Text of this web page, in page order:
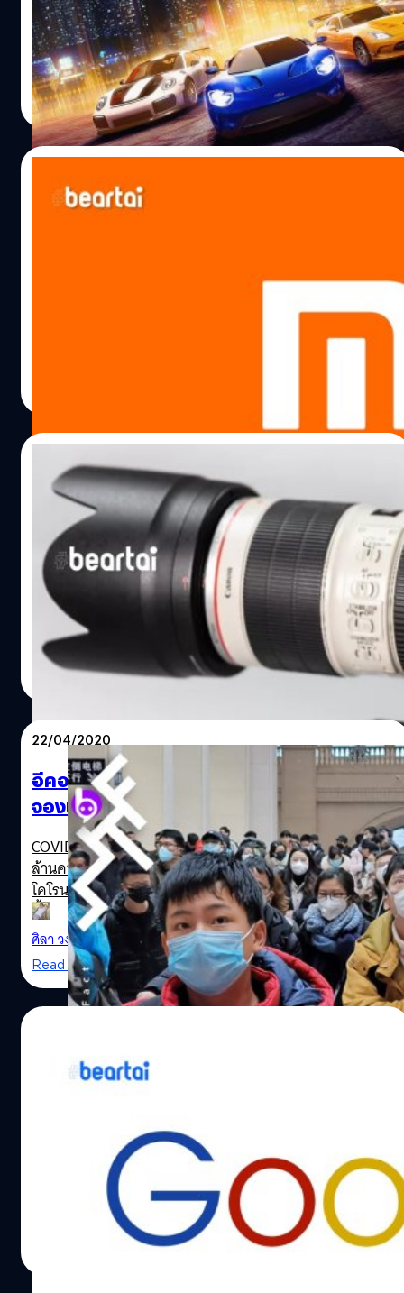
เท่ากับว่า Tesla ไม่มีการผลิตรถยนต์ในทั่วโลก…
แพลตฟอร์ม Xbox และ Windows 10 ที่เผยแพร่โดย Xbox
Game Studio ซึ่งนักเล่นต่างรู้จักกันดี ในปี 2018 Microsoft
ได้เปิดตัวเกม Miami Street ที่พัฒนาโดย Electric Square
สำหรับเล่นฟรีบน Windows 10 และปี 2019 ได้เปลี่ยนชื่อใหม่
เป็น Forza Street แต่ก็ยังคงให้เล่นฟรีบน Windows 10
เหมือนเดิม ล่าสุดเมื่ออังคารที่ 5 พฤษภาคม Microsoft ได้
ปล่อย Forza Street ให้สามารถเล่นฟรีบนสมาร์ตโฟนได้แล้ว
ทั้ง Android และ iOS ซึ่งเป็นครั้งแรกที่เกมในซีรีส์ Forza
สามารถเล่นบนแพลตฟอร์มอื่นที่ไม่ใช่ของ Microsoft ได้
เหมือนเกมแข่งรถอื่น ๆ ที่มีการใช้คะแนนในการซื้อรถใหม่และ
ศิลา วงศ์เจริญ| 2284 days ago
Read More
Xiaomi จะเปิด Mi Commerce ในอินเดียให้
จันทร์ที่ 4 พฤษภาคม Xiaomi Corp ผู้ผลิตสมาร์ตโฟนของจีน
ในอินเดียสำหรับให้ลูกค้าที่พักอยู่กับบ้านระหว่างปิดเมืองทั่ว
ประเทศสามารถเรียกดูและสั่งซื้อผลิตภัณฑ์ที่มีในร้านค้าใกล้
Xiaomi เป็นบริษัทที่ส่งมอบสมาร์ตโฟนที่มากที่สุดในอินเดีย
ซึ่งมีส่วนแบ่งการตลาดอยู่ที่ 30% มากกว่า Samsung (ข้อมูล
จาก Counterpoint สถาบันวิจัยของฮ่องกง) และมาตรการปิด
เมืองในระหว่างวิกฤติ COVID-19 ตั้งแต่ 25 มี.ค. ที่ขยายไป
จนถึง 17 พ.ค. แม้จะมีการผ่อนคลายบ้าง แต่ก็ได้ส่งผลกระทบ
ต่อยอดขายของ Xiaomi รวมไปถึงคู่แข่ง เนื่องจากร้านค้าใน
อินเดียได้ปิดตัวลงและยอดขายผ่านออนไลน์ก็ลดลง เนื่องจาก
เว็บไซต์อีคอมเมิร์ซอย่าง Amazon และ Flipkart ของ
Walmart ได้ระงับการขายโทรศัพท์มือถือเพื่อเน้นการส่งมอบ
สิ่งของเครื่องใช้ที่จำเป็นในครัวเรือน เมื่อผู้คนวิตกกังวลในการ
เยี่ยมชมสินค้าผ่านร้านค้าปลีกที่เป็นออฟไลน์ เนื่องจากห่วง
ความปลอดภัยและสุขภาพในการแพร่ระบาดของ COVID-19
ซึ่งทาง Xiaomi จึงสร้างบริการอีคอมเมิร์ซเพื่อช่วยให้ร้านค้า
จัดหาเงินหมุนเวียนผ่านสินเชื่อของบริษัทอีกด้วย สรุปง่าย ๆ ว่า
บริการนี้สามารถช่วยทั้งร้านค้าปลีกให้อยู่ได้และบริษัทจะมี
ยอดขายเพิ่มขึ้นด้วย ที่มา : reuters พิสูจน์อักษร : สุชยา…
Raspberry Pi เปิดตัวกล้อง 12MP พร้อม
เปลี่ยนเลนส์ได้สำหรับเด็กคอม DIY ในราคา 50
USD
มูลนิธิ Raspberry Pi ได้เปิดตัวบอร์ดกล้องตัวใหม่ที่ปรับปรุง
ความสามารถในการถ่ายภาพให้กับนักคอมพิวเตอร์ DIY ซึ่ง
มีชื่อเรียกว่า กล้องคุณภาพสูง (High Quality Camera) โดย
สร้างขึ้นจากเซนเซอร์ภาพ CMOS Sony IMX477 ความละเอียด
12.3 ล้านพิกเซลและมีขนาดพิกเซล 1.55 ไมครอน สามารถ
ใช้ได้กับคอมพิวเตอร์ Raspberry Pi ทุกรุ่นตั้งแต่รุ่น 1 เป็นต้น
https://youtu.be/YzEZvTwO7tA บอร์ดกล้อง (Raspberry
Pi Camera Modules) เริ่มเปิดตัวตั้งแต่ปี 2013 ด้วยเซนเซอร์
ภาพ OmniVision OV5647 ความละเอียด 5 ล้านพิกเซล ต่อ
มาในปี 2016 ได้ปล่อยบอร์ดกล้อง หรือ Camera Module v2
โดยหันมาใช้เซนเซอร์ภาพ Sony IMX219 ความละเอียด 8…
ศิลา วงศ์เจริญ | 2290 days ago
Read More
Coronavirus Corana
22/04/2020
อีคอมเมิร์ซของ Alibaba และ JD เปิดบริการให้
จองเข้าทดสอบ COVID-19 ใกล้บ้าน
COVID-19 ที่แพร่ระบาดไปทั่วโลกมีผู้ติดเชื้อแล้วเกือบ 2.6
ล้านคนและเสียชีวิตเกือบ 180,000 คน ซึ่งโรคนี้เกิดจากไวรัส
โคโรนาที่มีถิ่นกำเนิดในเมืองอู่ฮั่นประเทศจีน ซึ่งจีนมีผู้ติดเชื้อ
ทั้งหมด 82,788 คนและเสียชีวิต 4,632 คน ล่าสุดจีนมีผู้ติด
เชื้อรายใหม่ที่น้อยลงเพียงไม่กี่สิบคนเท่านั้น และจีนกำลังเป็น
ประเทศที่จะฟื้นตัวโดยเร็วที่สุด ขณะนี้จีนได้เร่งทำการทดสอบ
การป่วยเป็น COVID-19 ซึ่งผู้ให้บริการอีคอมเมิร์ซในกลุ่ม
Alibaba และ JD ได้เปิดบริการจองเข้าทดสอบ COVID-19 ให้
“Coronavirus Nucleic Acid Test” ก็จะเปิดไปยังหน้า
กำหนดการนัดหมายในศูนย์ที่อยู่ใกล้เคียง ซึ่งราคาในการ
จะมีราคา 180 หยวน (822 บาท) และในปักกิ่งราคาที่ 258
หยวน (1,177 บาท) ขณะนี้มีให้ทดสอบใน 9 เมืองและ Alibaba
ตั้งใจที่จะขยายไปยังเมืองต่าง ๆ…
ศิลา วงศ์เจริญ| 2298 days ago
Read More
Google เปิดกองทุนบรรเทาทุกข์ฉุกเฉินแก่
สำนักข่าวท้องถิ่นมีบทบาทสำคัญสำหรับการดูแลรักษาผู้คน
และชุมชนในช่วงวิกฤต COVID-19 โดยการนำเสนอข้อมูล
ข่าวสารข้อเท็จจริงและความคืบหน้าเกี่ยวกับการปิดเมือง ปิด
สถานที่หรือการกักตัว การปิดโรงเรียนและสวนสาธารณะ รวม
ทั้งผลกระทบจาก COVID-19 ที่จะเกิดขึ้นในชีวิตประจำวัน เพื่อ
การเตรียมพร้อมรับมือและทราบช่องทางในการช่วยเหลือเกี่ยว
| 2305 days ago